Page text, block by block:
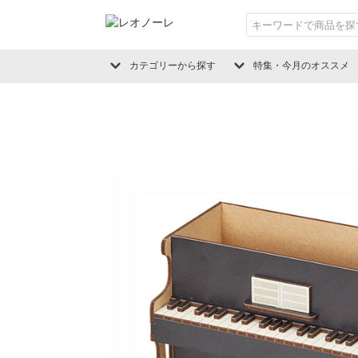
カテゴリーから探す 特集・今月のオススメ